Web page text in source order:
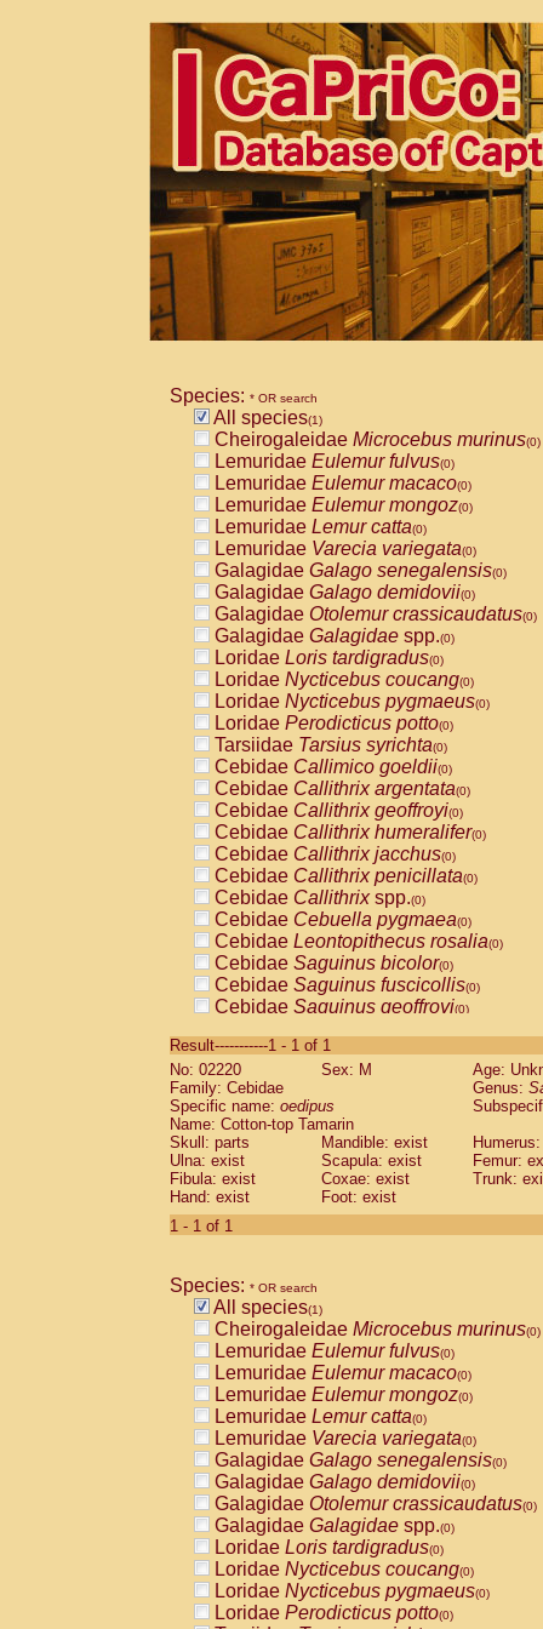
Species: * OR search
All species(1)
Cheirogaleidae Microcebus murinus(0)
Lemuridae Eulemur fulvus(0)
Lemuridae Eulemur macaco(0)
Lemuridae Eulemur mongoz(0)
Lemuridae Lemur catta(0)
Lemuridae Varecia variegata(0)
Galagidae Galago senegalensis(0)
Galagidae Galago demidovii(0)
Galagidae Otolemur crassicaudatus(0)
Galagidae Galagidae spp.(0)
Loridae Loris tardigradus(0)
Loridae Nycticebus coucang(0)
Loridae Nycticebus pygmaeus(0)
Loridae Perodicticus potto(0)
Tarsiidae Tarsius syrichta(0)
Cebidae Callimico goeldii(0)
Cebidae Callithrix argentata(0)
Cebidae Callithrix geoffroyi(0)
Cebidae Callithrix humeralifer(0)
Cebidae Callithrix jacchus(0)
Cebidae Callithrix penicillata(0)
Cebidae Callithrixspp.(0)
Cebidae Cebuella pygmaea(0)
Cebidae Leontopithecus rosalia(0)
Cebidae Saguinus bicolor(0)
Cebidae Saguinus fuscicollis(0)
Cebidae Saguinus geoffroyi(0)
CebidaeSaguinus labiatus(0)
Cebidae Saguinus leucopus (0)
Cebidae
CebidaeSaguinus mystax
Cebidae Saguinus nigricollis (0)
Cebidae Saguinus oedipus
Cebidae Saguinus weddelli
Cebidae Saguinusspp.
Cebidae
CebidaeCebus capucinus
CebidaeCebus nigrivittatus
CebidaeCebus spp.(0)
CebidaeSaimiri boliviensis(0)
CebidaeSaimiri sciureus(0)
AtelidaeAlouatta caraya(0)
AtelidaeAlouatta fusca(0)
AtelidaeAlouatta seniculus(0)
AtelidaeAlouattaspp.(0)
AtelidaeAteles belzebuth(0)
AtelidaeAteles geoffroyi(0)
AtelidaeAteles paniscus(0)
AtelidaeAtelesspp.(0)
AtelidaeLagothrix lagothricha(0)
AtelidaeLagothrix lagothricha cana
PitheciidaeCacajao calvus
Result-----------1 - 1 of 1
No: 02220
Sex: M
Age:
Family: Cebidae
Genus:
Specific name: oedipus
Name: Cotton-top Tamarin
Skull: parts
Mandible: exist
Ulna: exist
Scapula: exist
Femur:
Fibula: exist
Coxae: exist
Trunk:
Hand: exist
Foot: exist
1 - 1 of 1
Species: * OR search
All species(1)
Cheirogaleidae Microcebus murinus(0)
Lemuridae Eulemur fulvus(0)
Lemuridae Eulemur macaco(0)
Lemuridae Eulemur mongoz(0)
Lemuridae Lemur catta(0)
Lemuridae Varecia variegata(0)
Galagidae Galago senegalensis(0)
Galagidae Galago demidovii(0)
Galagidae Otolemur crassicaudatus(0)
Galagidae Galagidae spp.(0)
Loridae Loris tardigradus(0)
Loridae Nycticebus coucang(0)
Loridae Nycticebus pygmaeus(0)
Loridae Perodicticus potto(0)